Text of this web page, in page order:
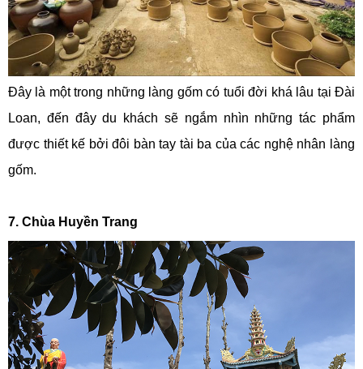
Đây là một trong những làng gốm có tuổi đời khá lâu tại Đài
Loan, đến đây du khách sẽ ngắm nhìn những tác phẩm
được thiết kế bởi đôi bàn tay tài ba của các nghệ nhân làng
gốm.
7. Chùa Huyền Trang